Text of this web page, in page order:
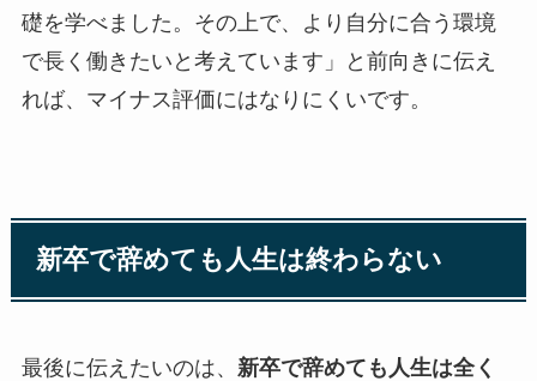
礎を学べました。その上で、より自分に合う環境
で長く働きたいと考えています」と前向きに伝え
れば、マイナス評価にはなりにくいです。
新卒で辞めても人生は終わらない
最後に伝えたいのは、 新卒で辞めても人生は全く